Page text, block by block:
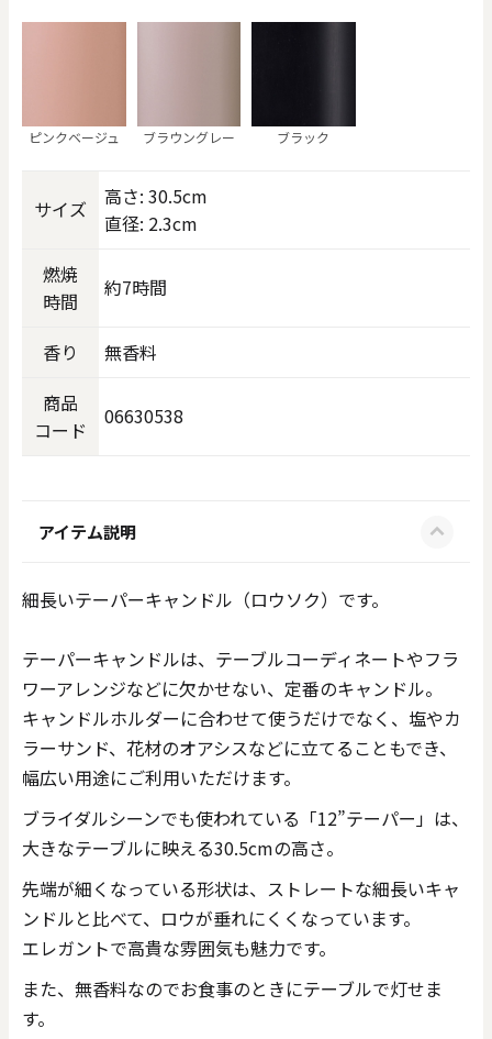
ピンクベージュ ブラウングレー ブラック
サイズ
高さ: 30.5cm
直径: 2.3cm
燃焼
時間
約7時間
香り
無香料
商品
コード
06630538
アイテム説明
細長いテーパーキャンドル（ロウソク）です。
テーパーキャンドルは、テーブルコーディネートやフラ
ワーアレンジなどに欠かせない、定番のキャンドル。
キャンドルホルダーに合わせて使うだけでなく、塩やカ
ラーサンド、花材のオアシスなどに立てることもでき、
幅広い用途にご利用いただけます。
ブライダルシーンでも使われている「12”テーパー」は、
大きなテーブルに映える30.5cmの高さ。
先端が細くなっている形状は、ストレートな細長いキャ
ンドルと比べて、ロウが垂れにくくなっています。
エレガントで高貴な雰囲気も魅力です。
また、無香料なのでお食事のときにテーブルで灯せま
す。